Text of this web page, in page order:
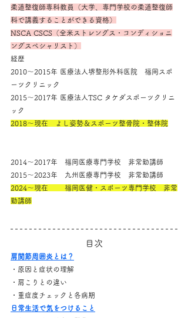
柔道整復師専科教員（大学、専門学校の柔道整復師
科で講義することができる資格）
NSCA CSCS（全米ストレングス・コンディショニ
ングスペシャリスト）
経歴
2010～2015年 医療法人堺整形外科医院　福岡スポ
ーツクリニック
2015～2017年 医療法人TSC タケダスポーツクリニ
ック
2018～現在　よし姿勢＆スポーツ整骨院・整体院
2014～2017年　福岡医療専門学校　非常勤講師
2015～2023年　九州医療専門学校　非常勤講師
2024～現在　　 福岡医健・スポーツ専門学校　非常
勤講師
目次
肩関節周囲炎とは？
・原因と症状の理解
・肩こりとの違い
・重症度チェックと各病期
日常生活で気をつけること